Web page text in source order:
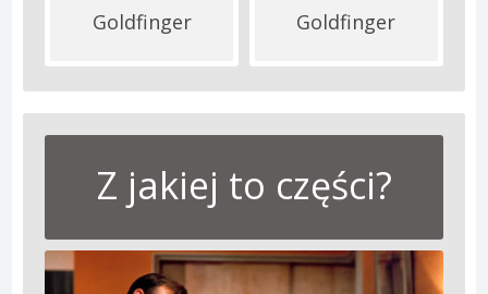
Goldfinger Goldfinger
Z jakiej to części?